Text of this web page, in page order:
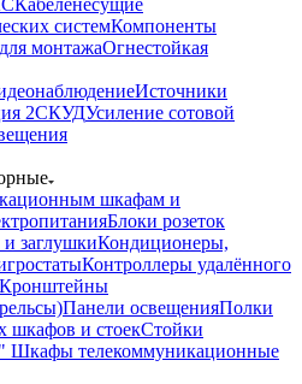
системКомпоненты
монтажаОгнестойкая
Источники
2СКУДУсиление сотовой
шкафам и
Блоки розеток
заглушкиКондиционеры,
Контроллеры удалённого
Кронштейны
Панели освещенияПолки
шкафов и стоекСтойки
Шкафы телекоммуникационные